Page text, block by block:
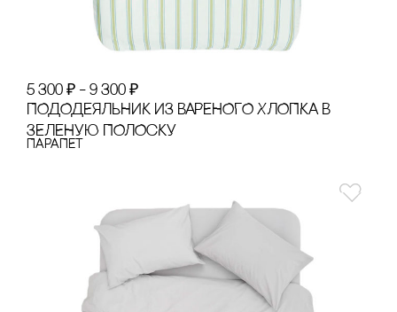
5 300 ₽ – 9 300 ₽
ПОДОДЕЯЛЬНИК ИЗ ВАРЕНОГО ХЛОПКА В
ЗЕЛЕНУЮ ПОЛОсКУ
ПАРАПЕТ